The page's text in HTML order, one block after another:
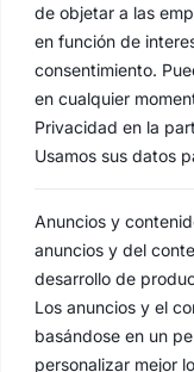
de objetar a las
en función de
consentimiento.
en cualquier
Privacidad en la
Usamos sus datos
Anuncios y
anuncios y del
desarrollo de
Los anuncios y el
basándose en un
personalizar mejor